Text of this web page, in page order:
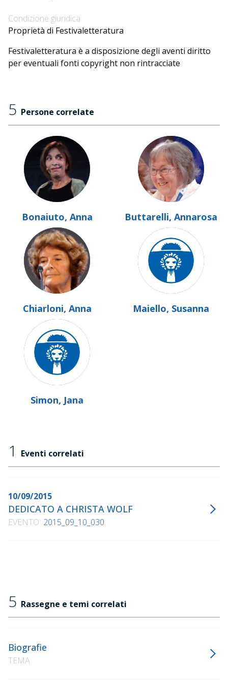
Condizione giuridica
Proprietà di Festivaletteratura
Festivaletteratura è a disposizione degli aventi diritto
per eventuali fonti copyright non rintracciate
5 Persone correlate
Bonaiuto, Anna Buttarelli, Annarosa
Chiarloni, Anna Maiello, Susanna
Simon, Jana
1 Eventi correlati
10/09/2015
DEDICATO A CHRISTA WOLF
EVENTO 2015_09_10_030
5 Rassegne e temi correlati
Biografie
TEMA